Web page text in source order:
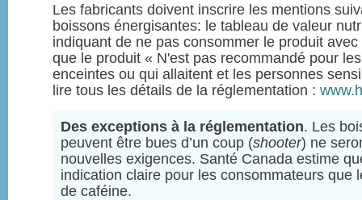
Les fabricants doivent inscrire les mentions
boissons énergisantes: le tableau de valeur
indiquant de ne pas consommer le produit
que le produit « N'est pas recommandé pour
enceintes ou qui allaitent et les personnes
lire tous les détails de la réglementation :
Des exceptions à la réglementation. Les
peuvent être bues d’un coup (shooter) ne
nouvelles exigences. Santé Canada estime
indication claire pour les consommateurs que
de caféine.